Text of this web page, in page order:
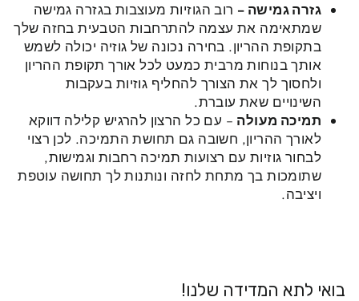
גזרה גמישה – רוב הגוזיות מעוצבות בגזרה גמישה
שמתאימה את עצמה להתרחבות הטבעית בחזה שלך
בתקופת ההריון. בחירה נכונה של גוזיה יכולה לשמש
אותך בנוחות מרבית כמעט לכל אורך תקופת ההריון
ולחסוך לך את הצורך להחליף גוזיות בעקבות
השינויים שאת עוברת.
תמיכה מעולה – עם כל הרצון להרגיש קלילה דווקא
לאורך ההריון, חשובה גם תחושת התמיכה. לכן רצוי
לבחור גוזיות עם רצועות תמיכה רחבות וגמישות,
שתומכות בך מתחת לחזה ונותנות לך תחושה עוטפת
ויציבה.
בואי לתא המדידה שלנו!